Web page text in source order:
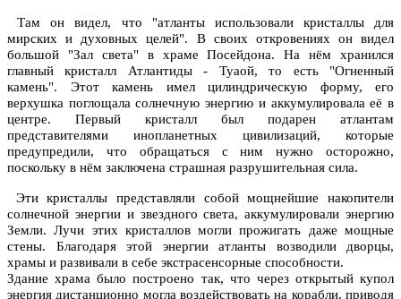
Там он видел, что "атланты использовали кристаллы для
мирских и духовных целей". В своих откровениях он видел
большой "Зал света" в храме Посейдона. На нём хранился
главный кристалл Атлантиды - Туаой, то есть "Огненный
камень". Этот камень имел цилиндрическую форму, его
верхушка поглощала солнечную энергию и аккумулировала её в
центре. Первый кристалл был подарен атлантам
представителями инопланетных цивилизаций, которые
предупредили, что обращаться с ним нужно осторожно,
поскольку в нём заключена страшная разрушительная сила.
Эти кристаллы представляли собой мощнейшие накопители
солнечной энергии и звездного света, аккумулировали энергию
Земли. Лучи этих кристаллов могли прожигать даже мощные
стены. Благодаря этой энергии атланты возводили дворцы,
храмы и развивали в себе экстрасенсорные способности.
Здание храма было построено так, что через открытый купол
энергия дистанционно могла воздействовать на корабли, приводя